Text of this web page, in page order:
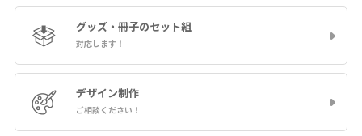
グッズ・冊子のセット組
対応します！
デザイン制作
ご相談ください！